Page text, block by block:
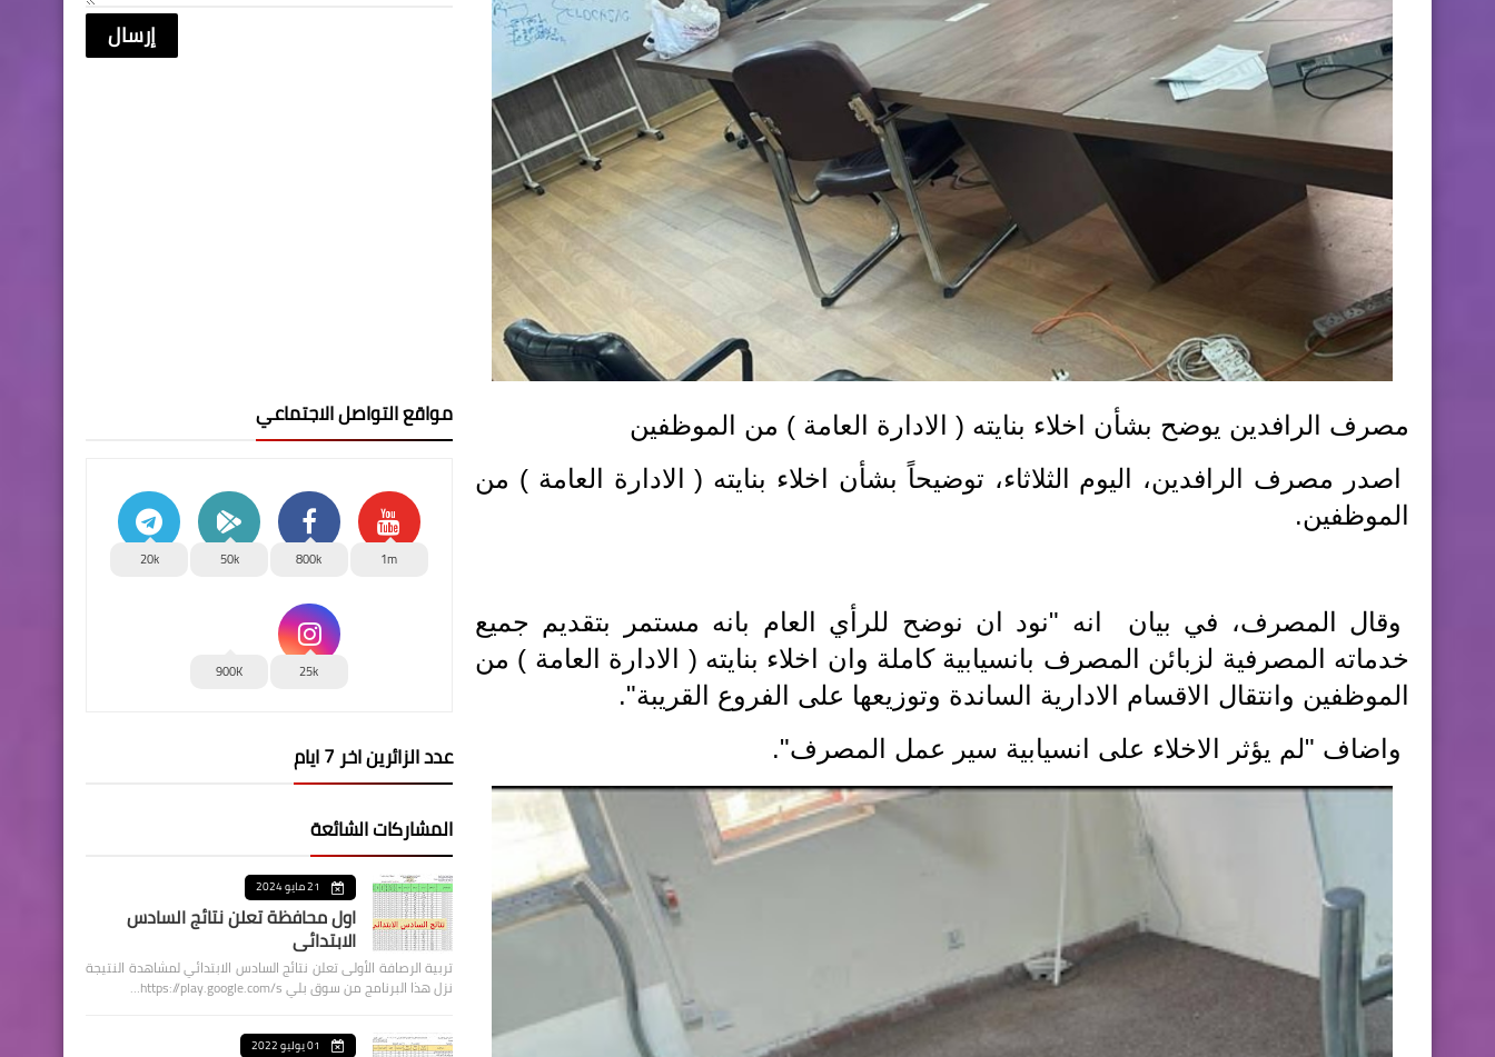
مصرف الرافدين يوضح بشأن اخلاء بنايته ( الادارة العامة ) من الموظفين
اصدر مصرف الرافدين، اليوم الثلاثاء، توضيحاً بشأن اخلاء بنايته ( الادارة العامة ) من
الموظفين.
وقال المصرف، في بيان انه "نود ان نوضح للرأي العام بانه مستمر بتقديم جميع
خدماته المصرفية لزبائن المصرف بانسيابية كاملة وان اخلاء بنايته ( الادارة العامة ) من
الموظفين وانتقال الاقسام الادارية الساندة وتوزيعها على الفروع القريبة".
واضاف "لم يؤثر الاخلاء على انسيابية سير عمل المصرف".
مواقع التواصل الاجتماعي
1m
800k
50k
20k
25k
900K
عدد الزائرين اخر 7 ايام
المشاركات الشائعة
21 مايو 2024
اول محافظة تعلن نتائج السادس
الابتدائي
تربية الرصافة الأولى تعلن نتائج السادس الابتدائي لمشاهدة النتيجة
نزل هذا البرنامج من سوق بلي https://play.google.com/s…
01 يوليو 2022